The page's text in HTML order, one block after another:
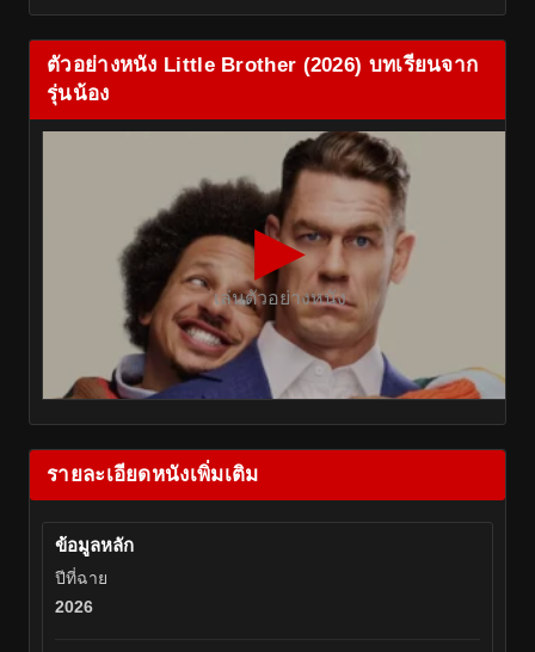
ตัวอย่างหนัง Little Brother (2026) บทเรียนจาก
รุ่นน้อง
▶
เล่นตัวอย่างหนัง
รายละเอียดหนังเพิ่มเติม
ข้อมูลหลัก
ปีที่ฉาย
2026